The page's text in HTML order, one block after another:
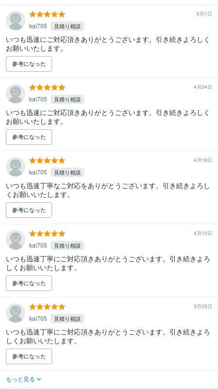
5月1日
kai705 見積り相談
いつも迅速にご対応頂きありがとうございます。引き続きよろしく
お願いいたします。
参考になった
4月24日
kai705 見積り相談
いつも迅速にご対応頂きありがとうございます。引き続きよろしく
参考になった
4月19日
kai705 見積り相談
いつも迅速丁寧なご対応をありがとうございます。引き続きよろし
くお願いいたします。
参考になった
4月10日
kai705 見積り相談
いつも迅速丁寧にご対応頂きありがとうございます。引き続きよろ
しくお願いいたします。
参考になった
3月25日
kai705 見積り相談
いつも迅速丁寧にご対応頂きありがとうございます。引き続きよろ
しくお願いいたします。
参考になった
もっと見る